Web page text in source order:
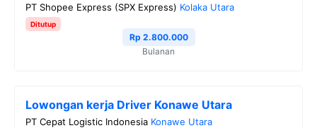
PT Shopee Express (SPX Express) Kolaka Utara
Ditutup
Rp 2.800.000
Bulanan
Lowongan kerja Driver Konawe Utara
PT Cepat Logistic Indonesia Konawe Utara